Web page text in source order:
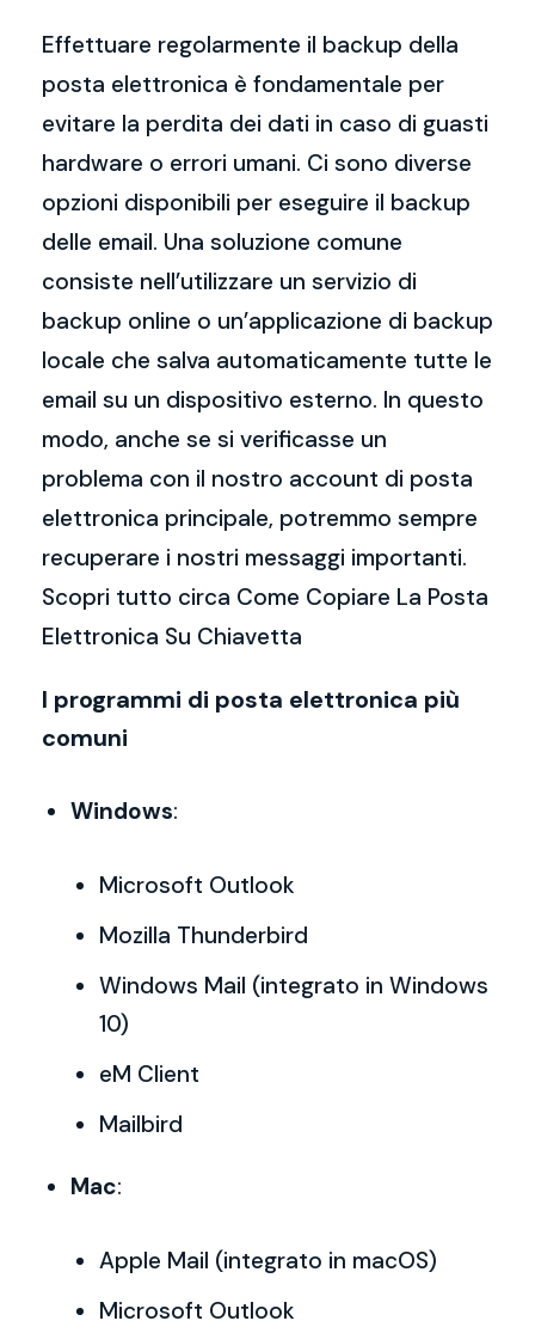
Effettuare regolarmente il backup della
posta elettronica è fondamentale per
evitare la perdita dei dati in caso di guasti
hardware o errori umani. Ci sono diverse
opzioni disponibili per eseguire il backup
delle email. Una soluzione comune
consiste nell’utilizzare un servizio di
backup online o un’applicazione di backup
locale che salva automaticamente tutte le
email su un dispositivo esterno. In questo
modo, anche se si verificasse un
problema con il nostro account di posta
elettronica principale, potremmo sempre
recuperare i nostri messaggi importanti.
Scopri tutto circa Come Copiare La Posta
Elettronica Su Chiavetta
I programmi di posta elettronica più
comuni
Windows:
Microsoft Outlook
Mozilla Thunderbird
Windows Mail (integrato in Windows
10)
eM Client
Mailbird
Mac:
Apple Mail (integrato in macOS)
Microsoft Outlook